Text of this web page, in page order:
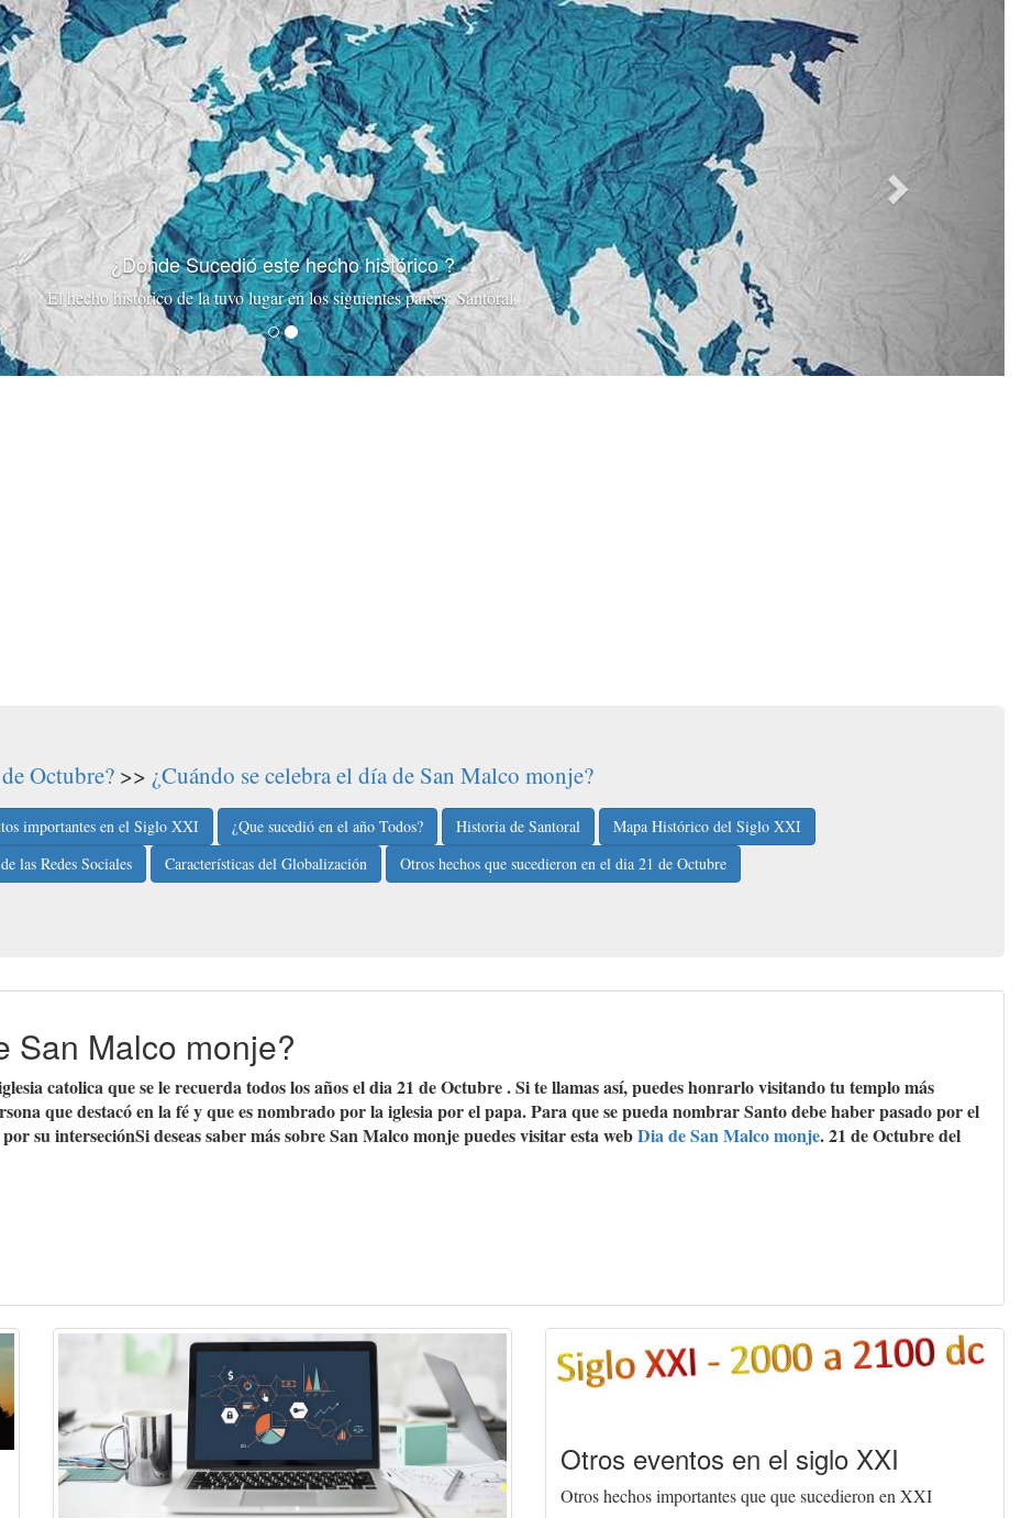
¿Donde Sucedió este hecho histórico ?
El hecho historico de la tuvo lugar en los siguientes paises: Santoral.
Octubre? >> ¿Cuándo se celebra el día de San Malco monje?
importantes en el Siglo XXI ¿Que sucedió en el año Todos? Historia de Santoral
Mapa Histórico del Siglo XXI
las Redes Sociales Características del Globalización Otros hechos que sucedieron en el dia 21 de Octubre
San Malco monje?
catolica que se le recuerda todos los años el dia 21 de Octubre . Si te llamas así, puedes honrarlo visitando tu templo más
que destacó en la fé y que es nombrado por la iglesia por el papa. Para que se pueda nombrar Santo debe haber pasado por el
su interseciónSi deseas saber más sobreSan Malco monjepuedes visitar esta webDia de San Malco monje. 21 de Octubre del
Otros eventos en el siglo XXI
Otros hechos importantes que que sucedieron en XXI